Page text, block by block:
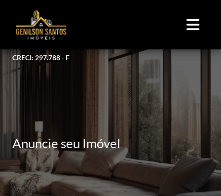
CRECI: 297.788 - F
Anuncie seu Imóvel